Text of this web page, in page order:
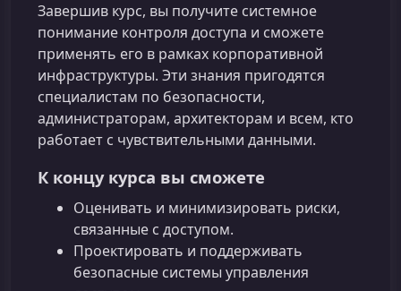
Завершив курс, вы получите системное
понимание контроля доступа и сможете
применять его в рамках корпоративной
инфраструктуры. Эти знания пригодятся
специалистам по безопасности,
администраторам, архитекторам и всем, кто
работает с чувствительными данными.
К концу курса вы сможете
Оценивать и минимизировать риски,
связанные с доступом.
Проектировать и поддерживать
безопасные системы управления